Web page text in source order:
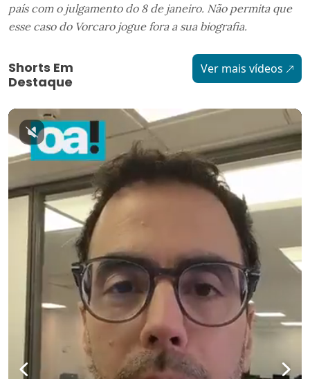
país com o julgamento do 8 de janeiro. Não permita que
esse caso do Vorcaro jogue fora a sua biografia.
Shorts Em
Destaque
Ver mais vídeos